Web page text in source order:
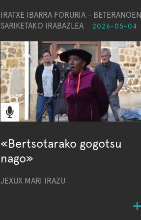
IRATXE IBARRA FORURIA - BETERANOEN
SARIKETAKO IRABAZLEA
2026-05-04
«Bertsotarako gogotsu
nago»
JEXUX MARI IRAZU